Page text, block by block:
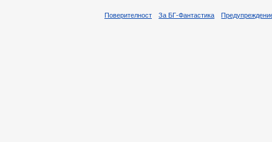
Поверителност За БГ-Фантастика